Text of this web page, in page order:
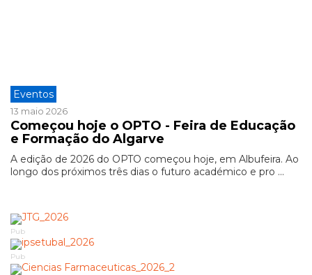
Eventos
13 maio 2026
Começou hoje o OPTO - Feira de Educação
e Formação do Algarve
A edição de 2026 do OPTO começou hoje, em Albufeira. Ao
longo dos próximos três dias o futuro académico e pro ...
Pub
Pub